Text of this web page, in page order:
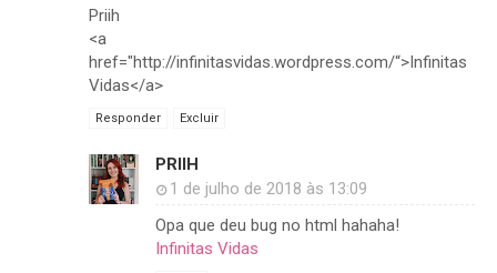
Priih
<a
href="http://infinitasvidas.wordpress.com/“>Infinitas
Vidas</a>
Responder Excluir
PRIIH
1 de julho de 2018 às 13:09
Opa que deu bug no html hahaha!
Infinitas Vidas